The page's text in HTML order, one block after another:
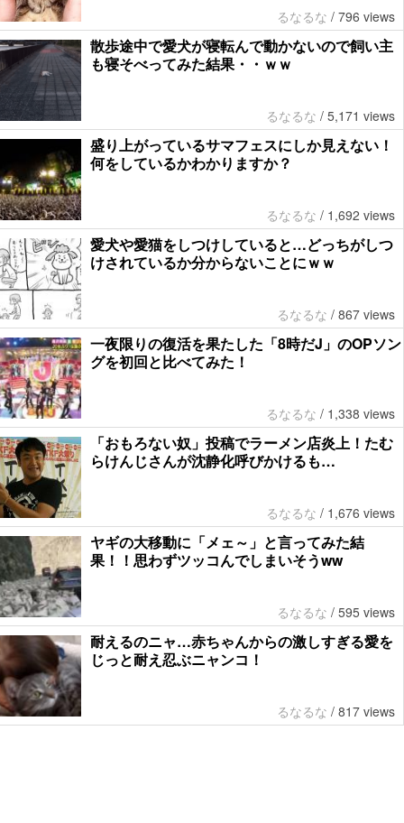
るなるな / 796 views
散歩途中で愛犬が寝転んで動かないので飼い主
も寝そべってみた結果・・ｗｗ
るなるな / 5,171 views
盛り上がっているサマフェスにしか見えない！
何をしているかわかりますか？
るなるな / 1,692 views
愛犬や愛猫をしつけしていると…どっちがしつ
けされているか分からないことにｗｗ
るなるな / 867 views
一夜限りの復活を果たした「8時だJ」のOPソン
グを初回と比べてみた！
るなるな / 1,338 views
「おもろない奴」投稿でラーメン店炎上！たむ
らけんじさんが沈静化呼びかけるも…
るなるな / 1,676 views
ヤギの大移動に「メェ～」と言ってみた結
果！！思わずツッコんでしまいそうww
るなるな / 595 views
耐えるのニャ…赤ちゃんからの激しすぎる愛を
じっと耐え忍ぶニャンコ！
るなるな / 817 views